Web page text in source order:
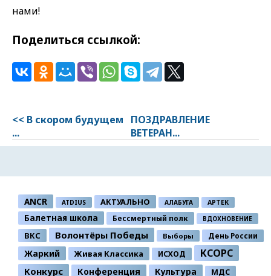
нами!
Поделиться ссылкой:
<< В скором будущем
...
ПОЗДРАВЛЕНИЕ
ВЕТЕРАН...
ANCR ATDIUS АКТУАЛЬНО АЛАБУГА АРТЕК
Балетная школа Бессмертный полк ВДОХНОВЕНИЕ
ВКС Волонтёры Победы Выборы День России
Жаркий Живая Классика ИСХОД КСОРС
Конкурс Конференция Культура МДС